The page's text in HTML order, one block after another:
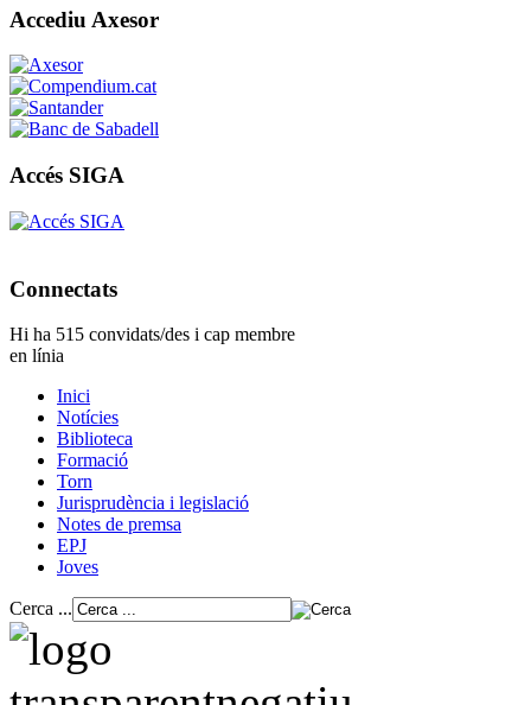
Accediu Axesor
Accés SIGA
Connectats
Hi ha 515 convidats/des i cap membre
en línia
Inici
Notícies
Biblioteca
Formació
Torn
Jurisprudència i legislació
Notes de premsa
EPJ
Joves
Cerca ...